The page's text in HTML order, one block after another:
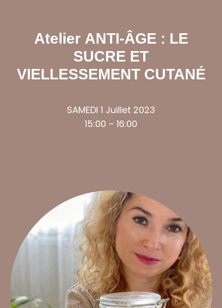
Atelier ANTI-ÂGE : LE
SUCRE ET
VIELLESSEMENT CUTANÉ
SAMEDI 1 Juillet 2023
15:00 – 16:00